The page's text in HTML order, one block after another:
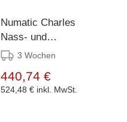
Numatic Charles
Nass- und
Trockensauger
3 Wochen
440,74 €
524,48 € inkl. MwSt.